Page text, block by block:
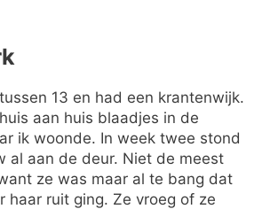
13 en had een krantenwijk.
aan huis blaadjes in de
ik woonde. In week twee stond
al aan de deur. Niet de meest
ze was maar al te bang dat
haar ruit ging. Ze vroeg of ze